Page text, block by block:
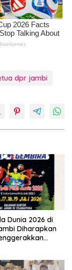
dpr jambi
Dunia 2026 di
Diharapkan